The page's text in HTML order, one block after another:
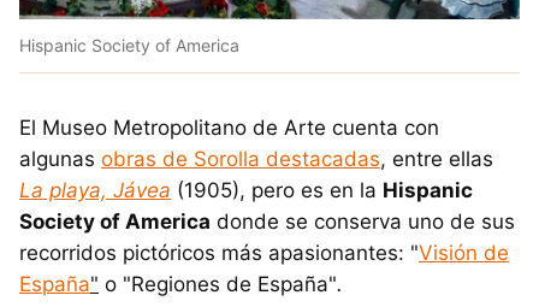
Hispanic Society of America
El Museo Metropolitano de Arte cuenta con
algunas obras de Sorolla destacadas, entre ellas
La playa, Jávea (1905), pero es en la Hispanic
Society of America donde se conserva uno de sus
recorridos pictóricos más apasionantes: "Visión de
España" o "Regiones de España".